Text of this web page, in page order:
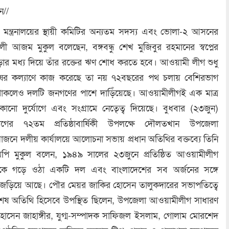
মন্ত্রনালয়ের স্থায়ী কমিটির অন্যতম সদস্য এবং ভোলা-২ আসনের
আজম মুকুল বলেছেন, বঙ্গবন্ধু শেখ মুজিবুর রহমানের স্বপ্নের
মধ্য দিয়ে তাঁর রক্তের ঋণ শোধ করতে হবে। আওয়ামী লীগ শুধু
কল্যাণে কাজ করেছে তা নয় ৭২বছরের পথ চলায় বেশিরভাগ
দলটি জনগণের পাশে দাড়িঁয়েছে। আওয়ামীলীগই এক মাত্র
দুর্যোগে এবং সংগ্রামে নেতেৃত্ব দিয়েছে। বুধবার (২৩জুন)
৭২তম প্রতিষ্ঠাবার্ষিকী উপলক্ষে দৌলতখান উপজেলা
দলীয় কার্যালয়ে আলোচনা সভায় প্রধান অতিথির বক্তব্যে তিনি
মুকুল বলেন, ১৯৪৯ সালের ২৩জুনে প্রতিষ্ঠিত আওয়ামীলীগ
গড়ে ওঠা একটি দল এবং বাংলাদেশের সব অর্জনের সঙ্গে
আছে। পৌর মেয়র জাকির হোসেন তালুকদারের সভাপতিত্বে
অতিথি হিসেবে উপস্থিত ছিলেন, উপজেলা আওয়ামীলীগ সাধারণ
জাহাঙ্গীর, যুগ্ম-সম্পাদক সাফিজল ইসলাম, গোলাম মোরশেদ